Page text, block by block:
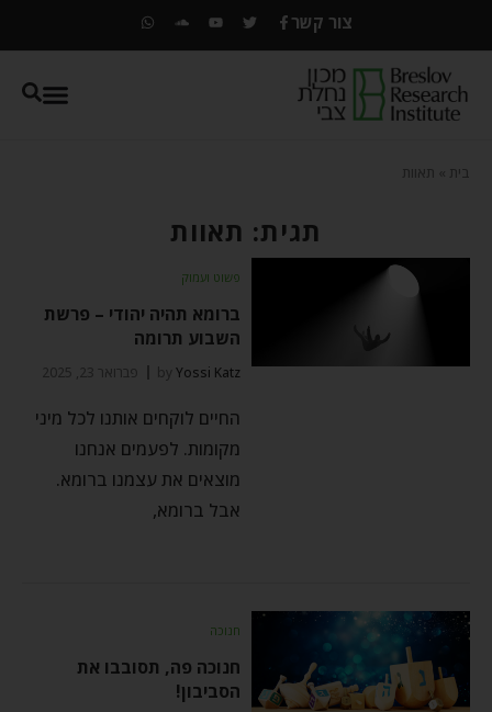
צור קשר
בית תאוות
תגית: תאוות
פשוט ועמוק
ברומא תהיה יהודי – פרשת
השבוע תרומה
byYossi Katz פברואר 23, 2025
החיים לוקחים אותנו לכל מיני
מקומות. לפעמים אנחנו
מוצאים את עצמנו ברומא.
אבל ברומא,
חנוכה
חנוכה פה, תסובבו את
הסביבון!